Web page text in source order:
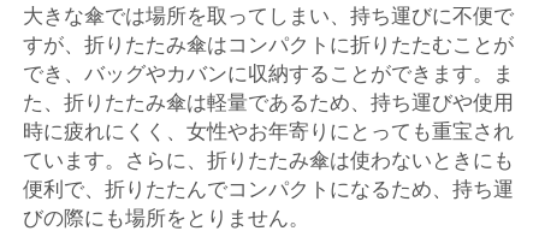
大きな傘では場所を取ってしまい、持ち運びに不便で
すが、折りたたみ傘はコンパクトに折りたたむことが
でき、バッグやカバンに収納することができます。ま
た、折りたたみ傘は軽量であるため、持ち運びや使用
時に疲れにくく、女性やお年寄りにとっても重宝され
ています。さらに、折りたたみ傘は使わないときにも
便利で、折りたたんでコンパクトになるため、持ち運
びの際にも場所をとりません。